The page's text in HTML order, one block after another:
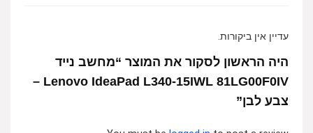
עדיין אין ביקורות.
היה הראשון לסקור את המוצר “מחשב נייד
Lenovo IdeaPad L340-15IWL 81LG00F0IV –
צבע לבן”